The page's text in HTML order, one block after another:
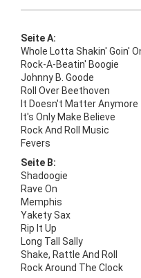
Seite A:
Whole Lotta Shakin' Goin'
Rock-A-Beatin' Boogie
Johnny B. Goode
Roll Over Beethoven
It Doesn't Matter Anymore
It's Only Make Believe
Rock And Roll Music
Fevers
Seite B:
Shadoogie
Rave On
Memphis
Yakety Sax
Rip It Up
Long Tall Sally
Shake, Rattle And Roll
Rock Around The Clock